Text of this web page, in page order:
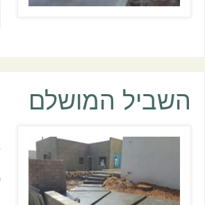
השביל המושלם